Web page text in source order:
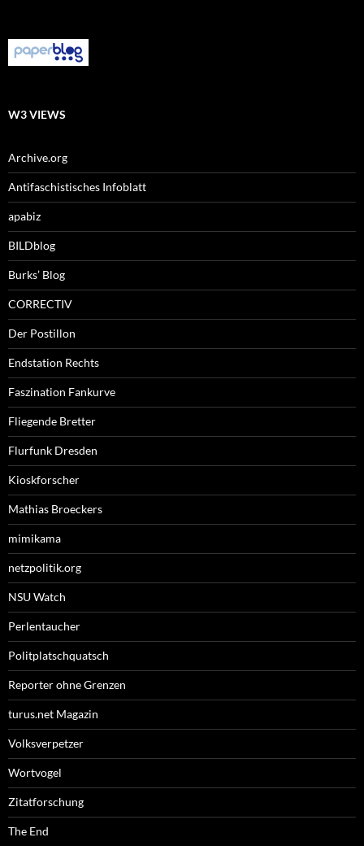
W3 VIEWS
Archive.org
Antifaschistisches Infoblatt
apabiz
BILDblog
Burks’ Blog
CORRECTIV
Der Postillon
Endstation Rechts
Faszination Fankurve
Fliegende Bretter
Flurfunk Dresden
Kioskforscher
Mathias Broeckers
mimikama
netzpolitik.org
NSU Watch
Perlentaucher
Politplatschquatsch
Reporter ohne Grenzen
turus.net Magazin
Volksverpetzer
Wortvogel
Zitatforschung
The End